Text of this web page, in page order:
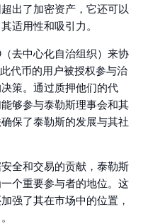
出了加密资产，它还可以
适用性和吸引力。
去中心化自治组织）来协
代币的用户被授权参与治
策。通过质押他们的代
够参与泰勒斯理事会和其
保了泰勒斯的发展与其社
全和交易的贡献，泰勒斯
个重要参与者的地位。这
强了其在市场中的位置，